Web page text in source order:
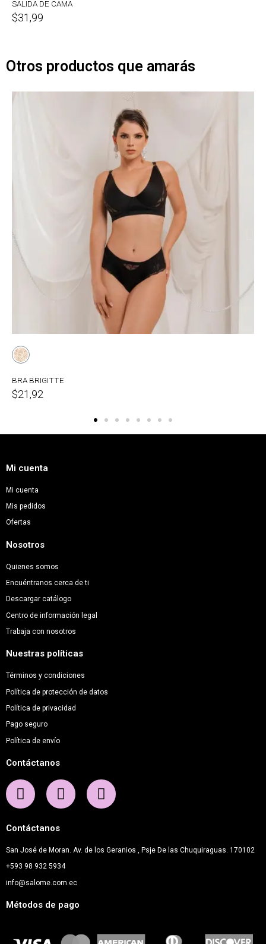
SALIDA DE CAMA
$31,99
Otros productos que amarás
BRA BRIGITTE
$21,92
Mi cuenta
Mi cuenta
Mis pedidos
Ofertas
Nosotros
Quienes somos
Encuéntranos cerca de ti
Descargar catálogo
Centro de información legal
Trabaja con nosotros
Nuestras políticas
Términos y condiciones
Política de protección de datos
Política de privacidad
Pago seguro
Política de envío
Contáctanos
Contáctanos
San José de Moran. Av. de los Geranios , Psje De las Chuquiraguas. 170102
+593 98 932 5934
info@salome.com.ec
Métodos de pago